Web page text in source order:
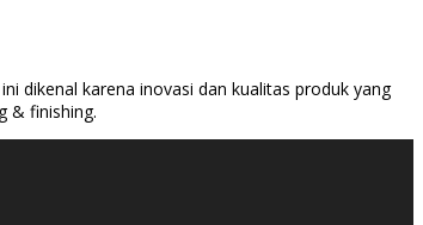
dikenal karena inovasi dan kualitas produk yang
& finishing.